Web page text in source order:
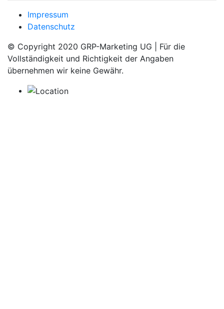
Impressum
Datenschutz
© Copyright 2020 GRP-Marketing UG | Für die
Vollständigkeit und Richtigkeit der Angaben
übernehmen wir keine Gewähr.